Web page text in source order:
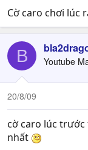
Cờ caro chơi lúc
B Youtube
20/8/09
cờ caro lúc
nhất